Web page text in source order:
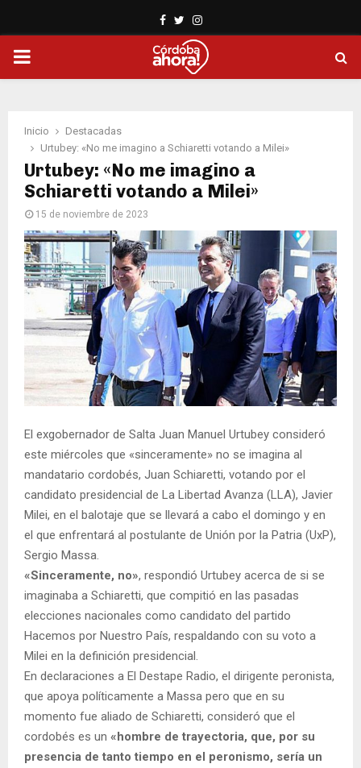
Facebook
TwitterInstagram
PRIMARY
Inicio
Destacadas
Urtubey: «No me imagino a Schiaretti votando a Milei»
Urtubey: «No me imagino a
Schiaretti votando a Milei»
15 de noviembre de 2023
El exgobernador de Salta Juan Manuel Urtubey consideró
este miércoles que «sinceramente» no se imagina al
mandatario cordobés, Juan Schiaretti, votando por el
candidato presidencial de La Libertad Avanza (LLA), Javier
Milei, en el balotaje que se llevará a cabo el domingo y en
el que enfrentará al postulante de Unión por la Patria (UxP),
Sergio Massa.
«Sinceramente, no», respondió Urtubey acerca de si se
imaginaba a Schiaretti, que compitió en las pasadas
elecciones nacionales como candidato del partido
Hacemos por Nuestro País, respaldando con su voto a
Milei en la definición presidencial.
En declaraciones a El Destape Radio, el dirigente peronista,
que apoya políticamente a Massa pero que en su
momento fue aliado de Schiaretti, consideró que el
cordobés es un «hombre de trayectoria, que, por su
presencia de tanto tiempo en el peronismo, sería un